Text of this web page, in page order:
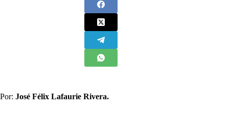
Por: José Félix Lafaurie Rivera.